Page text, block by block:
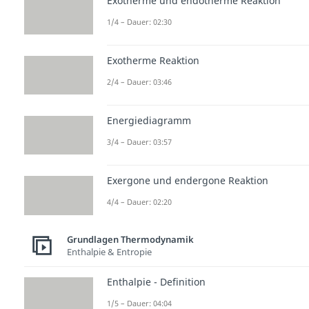
1/4 – Dauer: 02:30
Exotherme Reaktion
2/4 – Dauer: 03:46
Energiediagramm
3/4 – Dauer: 03:57
Exergone und endergone Reaktion
4/4 – Dauer: 02:20
Grundlagen Thermodynamik
Enthalpie & Entropie
Enthalpie - Definition
1/5 – Dauer: 04:04